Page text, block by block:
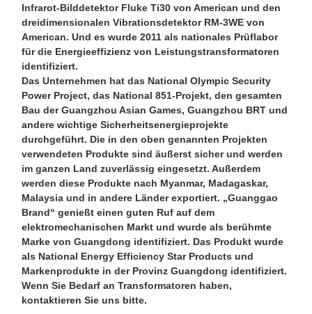
Infrarot-Bilddetektor Fluke Ti30 von American und den
dreidimensionalen Vibrationsdetektor RM-3WE von
American. Und es wurde 2011 als nationales Prüflabor
für die Energieeffizienz von Leistungstransformatoren
identifiziert.
Das Unternehmen hat das National Olympic Security
Power Project, das National 851-Projekt, den gesamten
Bau der Guangzhou Asian Games, Guangzhou BRT und
andere wichtige Sicherheitsenergieprojekte
durchgeführt. Die in den oben genannten Projekten
verwendeten Produkte sind äußerst sicher und werden
im ganzen Land zuverlässig eingesetzt. Außerdem
werden diese Produkte nach Myanmar, Madagaskar,
Malaysia und in andere Länder exportiert. „Guanggao
Brand“ genießt einen guten Ruf auf dem
elektromechanischen Markt und wurde als berühmte
Marke von Guangdong identifiziert. Das Produkt wurde
als National Energy Efficiency Star Products und
Markenprodukte in der Provinz Guangdong identifiziert.
Wenn Sie Bedarf an Transformatoren haben,
kontaktieren Sie uns bitte.